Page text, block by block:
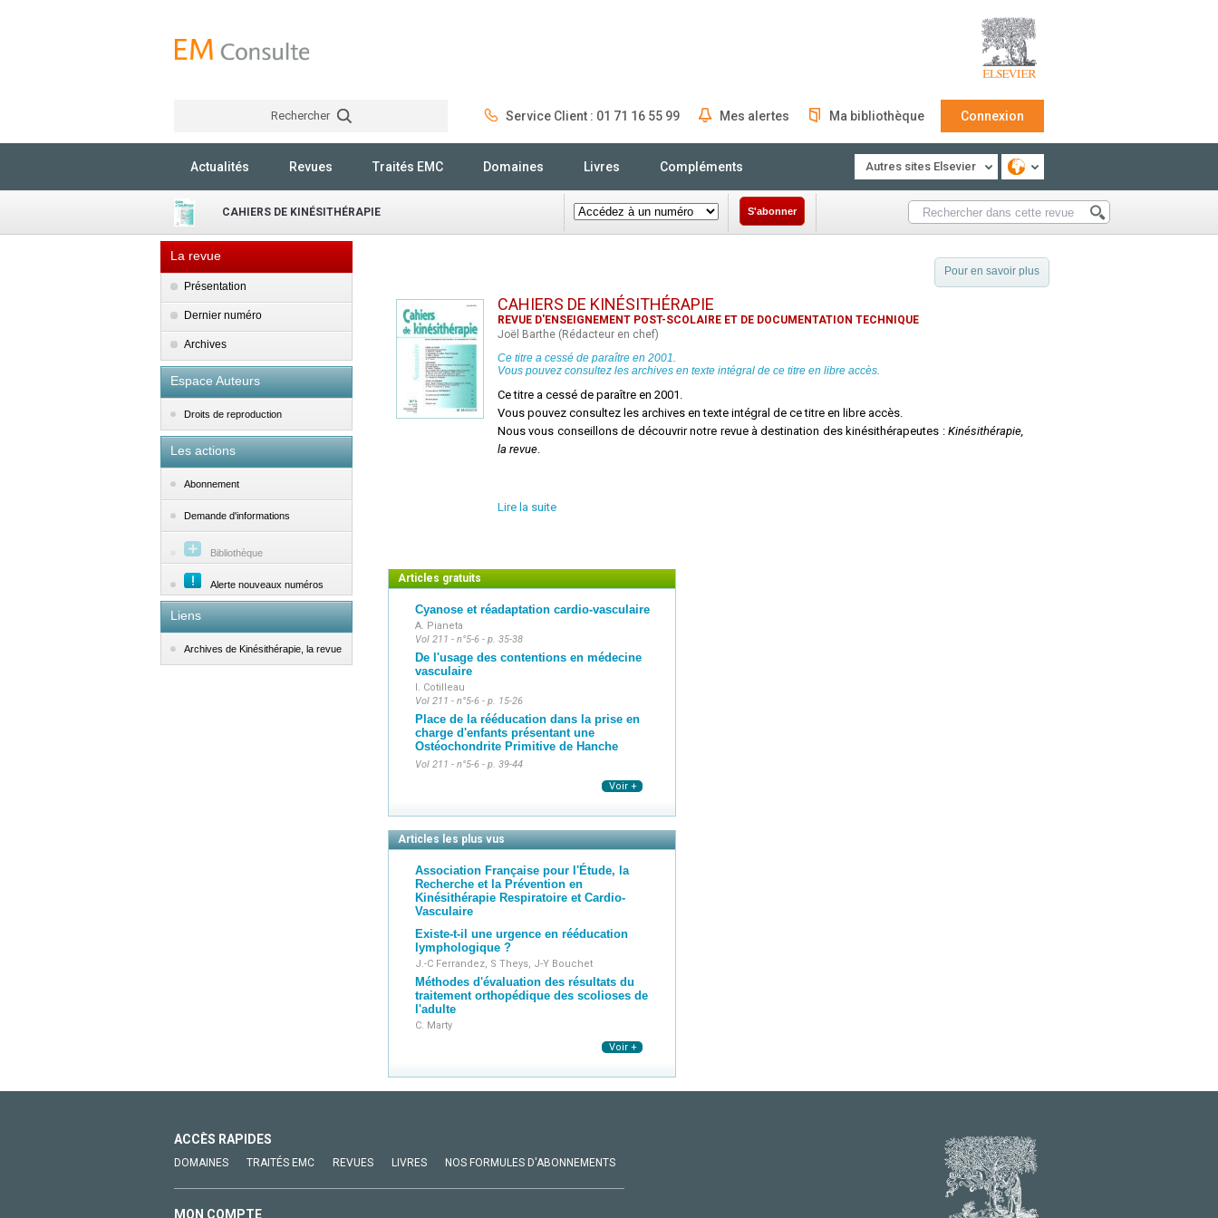
Rechercher Service Client : 01 71 16 55 99 Mes alertes Ma bibliothèque Connexion
Actualités Revues Traités EMC Domaines Livres Compléments Autres sites Elsevier
CAHIERS DE KINÉSITHÉRAPIE S'abonner
La revue
Présentation
Dernier numéro
Archives
Espace Auteurs
Droits de reproduction
Les actions
Abonnement
Demande d'informations
Bibliothèque
Alerte nouveaux numéros
Liens
Archives de Kinésithérapie, la revue
Pour en savoir plus
CAHIERS DE KINÉSITHÉRAPIE
REVUE D'ENSEIGNEMENT POST-SCOLAIRE ET DE DOCUMENTATION TECHNIQUE
Joël Barthe (Rédacteur en chef)
Ce titre a cessé de paraître en 2001.
Vous pouvez consultez les archives en texte intégral de ce titre en libre accès.
Ce titre a cessé de paraître en 2001.
Vous pouvez consultez les archives en texte intégral de ce titre en libre accès.
Nous vous conseillons de découvrir notre revue à destination des kinésithérapeutes : Kinésithérapie,
la revue.
Lire la suite
Articles gratuits
Cyanose et réadaptation cardio-vasculaire
A. Pianeta
Vol 211 - n°5-6 - p. 35-38
De l'usage des contentions en médecine
vasculaire
I. Cotilleau
Vol 211 - n°5-6 - p. 15-26
Place de la rééducation dans la prise en
charge d'enfants présentant une
Ostéochondrite Primitive de Hanche
Vol 211 - n°5-6 - p. 39-44
Voir +
Articles les plus vus
Association Française pour l'Étude, la
Recherche et la Prévention en
Kinésithérapie Respiratoire et Cardio-
Vasculaire
Existe-t-il une urgence en rééducation
lymphologique ?
J.-C Ferrandez, S Theys, J-Y Bouchet
Méthodes d'évaluation des résultats du
traitement orthopédique des scolioses de
l'adulte
C. Marty
Voir +
ACCÈS RAPIDES
DOMAINES TRAITÉS EMC REVUES LIVRES NOS FORMULES D'ABONNEMENTS
MON COMPTE